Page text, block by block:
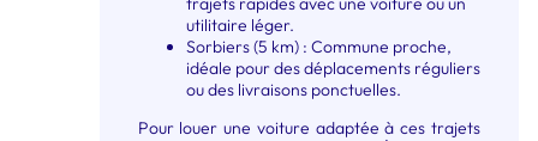
utilitaire léger.
Sorbiers (5 km) : Commune proche,
idéale pour des déplacements réguliers
ou des livraisons ponctuelles.
Pour louer une voiture adaptée à ces trajets